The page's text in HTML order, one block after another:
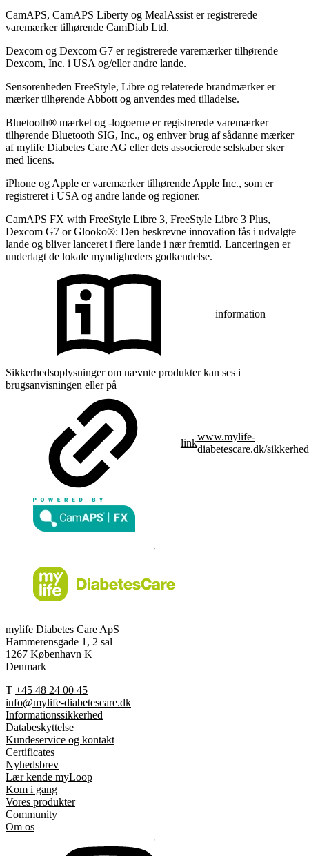
CamAPS, CamAPS Liberty og MealAssist er registrerede
varemærker tilhørende CamDiab Ltd.
Dexcom og Dexcom G7 er registrerede varemærker tilhørende
Dexcom, Inc. i USA og/eller andre lande.
Sensorenheden FreeStyle, Libre og relaterede brandmærker er
mærker tilhørende Abbott og anvendes med tilladelse.
Bluetooth® mærket og -logoerne er registrerede varemærker
tilhørende Bluetooth SIG, Inc., og enhver brug af sådanne mærker
af mylife Diabetes Care AG eller dets associerede selskaber sker
med licens.
iPhone og Apple er varemærker tilhørende Apple Inc., som er
registreret i USA og andre lande og regioner.
CamAPS FX with FreeStyle Libre 3, FreeStyle Libre 3 Plus,
Dexcom G7 or Glooko®: Den beskrevne innovation fås i udvalgte
lande og bliver lanceret i flere lande i nær fremtid. Lanceringen er
underlagt de lokale myndigheders godkendelse.
information
Sikkerhedsoplysninger om nævnte produkter kan ses i
brugsanvisningen eller på
link
www.mylife-
diabetescare.dk/sikkerhed
mylife Diabetes Care ApS
Hammerensgade 1, 2 sal
1267 København K
Denmark
T +45 48 24 00 45
info@mylife-diabetescare.dk
Informationssikkerhed
Databeskyttelse
Kundeservice og kontakt
Certificates
Nyhedsbrev
Lær kende myLoop
Kom i gang
Vores produkter
Community
Om os